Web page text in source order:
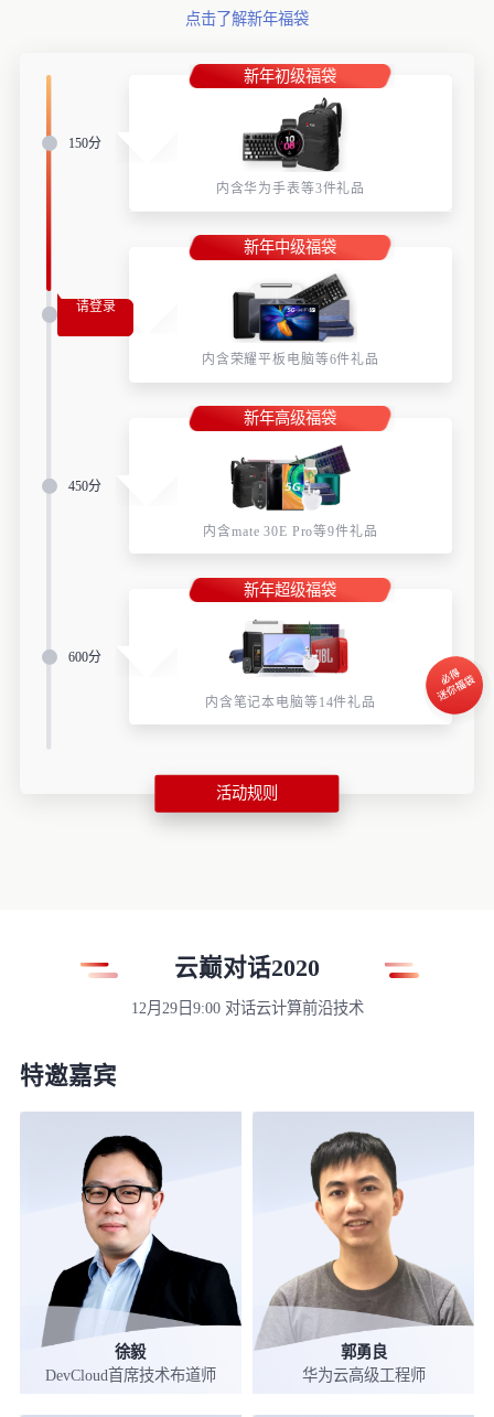
点击了解新年福袋
请登录
新年初级福袋
内含华为手表等3件礼品
150分
新年中级福袋
内含荣耀平板电脑等6件礼品
300分
新年高级福袋
内含mate 30E Pro等9件礼品
450分
新年超级福袋
内含笔记本电脑等14件礼品
600分
活动规则
云巅对话2020
12月29日9:00 对话云计算前沿技术
特邀嘉宾
徐毅
DevCloud首席技术布道师
郭勇良
华为云高级工程师